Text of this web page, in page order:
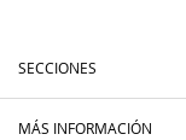
SECCIONES
MÁS INFORMACIÓN